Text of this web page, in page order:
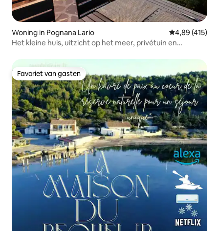
Woning in Pognana Lario Gemiddelde
4,89 (415)
Het kleine huis, uitzicht op het meer, privétuin en
Favoriet van gasten
Favoriet van gasten